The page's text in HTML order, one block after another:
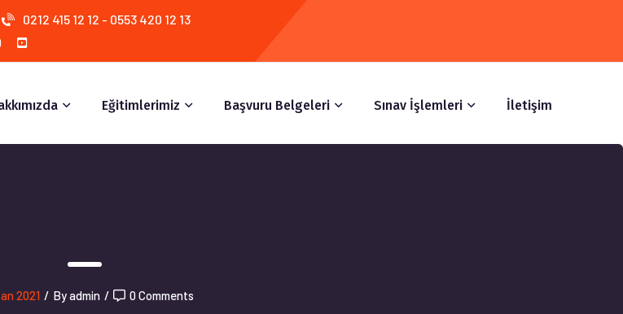
0212 415 12 12 - 0553 420 12 13
Eğitimlerimiz Başvuru Belgeleri Sınav İşlemleri İletişim
2021 / By admin / 0 Comments